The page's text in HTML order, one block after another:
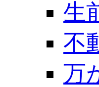
生
不
万